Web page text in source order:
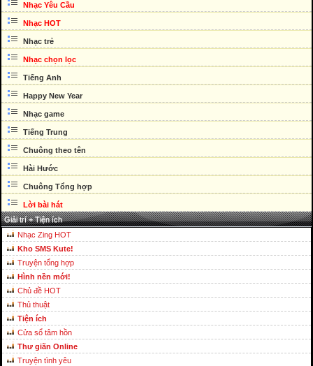
Nhạc Yêu Cầu
Nhạc HOT
Nhạc trẻ
Nhạc chọn lọc
Tiếng Anh
Happy New Year
Nhạc game
Tiếng Trung
Chuông theo tên
Hài Hước
Chuông Tổng hợp
Lời bài hát
Giải trí + Tiện ích
Nhạc Zing HOT
Kho SMS Kute!
Truyện tổng hợp
Hình nền mới!
Chủ đề HOT
Thủ thuật
Tiện ích
Cửa sổ tâm hồn
Thư giãn Online
Truyện tình yêu